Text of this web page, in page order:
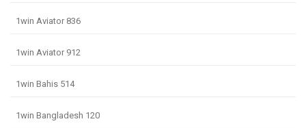
1win Aviator 836
1win Aviator 912
1win Bahis 514
1win Bangladesh 120